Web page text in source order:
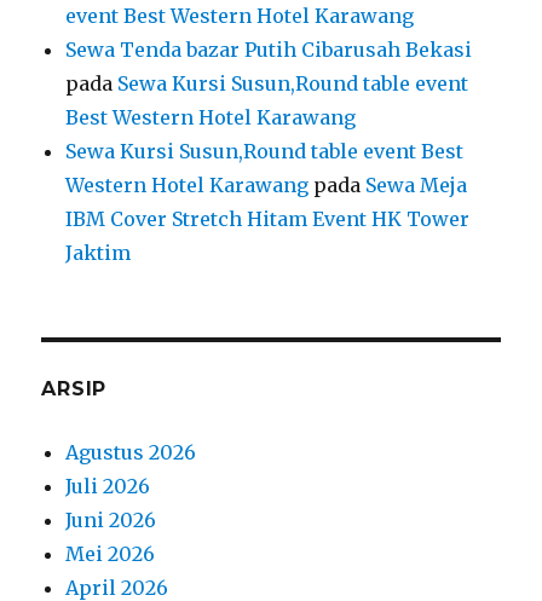
event Best Western Hotel Karawang
Sewa Tenda bazar Putih Cibarusah Bekasi
pada Sewa Kursi Susun,Round table event
Best Western Hotel Karawang
Sewa Kursi Susun,Round table event Best
Western Hotel Karawang pada Sewa Meja
IBM Cover Stretch Hitam Event HK Tower
Jaktim
ARSIP
Agustus 2026
Juli 2026
Juni 2026
Mei 2026
April 2026